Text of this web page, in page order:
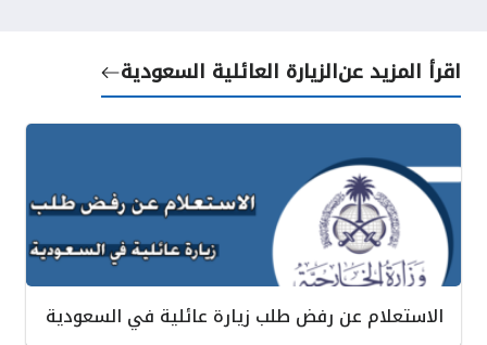
اقرأ المزيد عنالزيارة العائلية السعودية
الاستعلام عن رفض طلب زيارة عائلية في السعودية